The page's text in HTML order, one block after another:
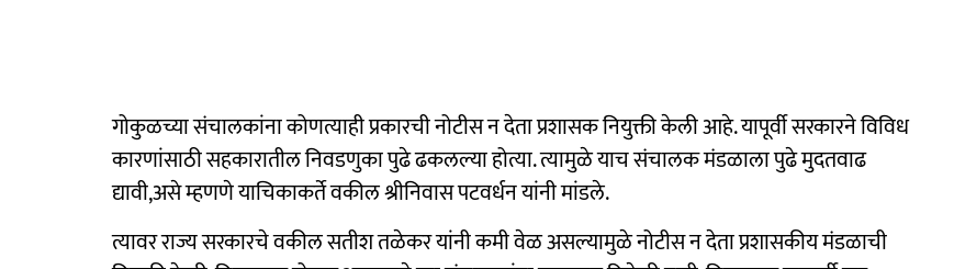
गोकुळच्या संचालकांना कोणत्याही प्रकारची नोटीस न देता प्रशासक नियुक्ती केली आहे. यापूर्वी सरकारने विविध
कारणांसाठी सहकारातील निवडणुका पुढे ढकलल्या होत्या. त्यामुळे याच संचालक मंडळाला पुढे मुदतवाढ
द्यावी,असे म्हणणे याचिकाकर्ते वकील श्रीनिवास पटवर्धन यांनी मांडले.
त्यावर राज्य सरकारचे वकील सतीश तळेकर यांनी कमी वेळ असल्यामुळे नोटीस न देता प्रशासकीय मंडळाची